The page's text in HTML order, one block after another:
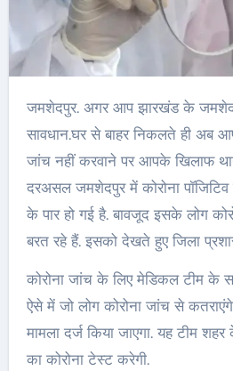
जमशेदपुर. अगर आप झारखंड के जमशेदपुर में रहते हैं तो हो जाएं
सावधान.घर से बाहर निकलते ही अब
जांच नहीं करवाने पर आपके खिलाफ
दरअसल जमशेदपुर में कोरोना पॉजिटिव
के पार हो गई है. बावजूद इसके लोग
बरत रहे हैं. इसको देखते हुए जिला
कोरोना जांच के लिए मेडिकल टीम के
ऐसे में जो लोग कोरोना जांच से
मामला दर्ज किया जाएगा. यह टीम
का कोरोना टेस्ट करेगी.